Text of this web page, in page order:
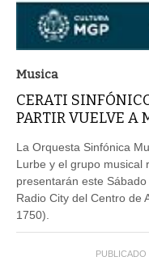
Musica
CERATI
PARTIR VUELVE A
La Orquesta Sinfónica
Lurbe y el grupo musical
presentarán este
Radio City del Centro de
1750).
PUBLICADO